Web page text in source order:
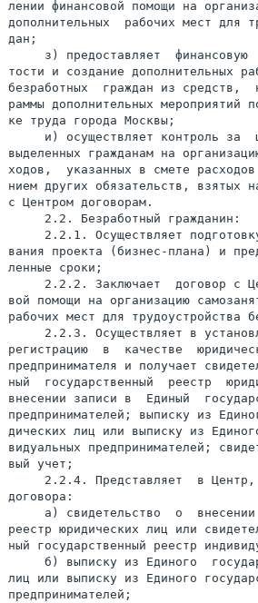
лении финансовой помощи на
дополнительных  рабочих мест для
дан;
з) предоставляет  финансовую
тости и создание дополнительных
безработных  граждан из средств,
раммы дополнительных мероприятий
ке труда города Москвы;
и) осуществляет контроль за
выделенных гражданам на
ходов,  указанных в смете
нием других обязательств, взятых
с Центром договорам.
     2.2. Безработный гражданин:
2.2.1. Осуществляет
вания проекта (бизнес-плана) и
ленные сроки;
2.2.2. Заключает  договор с
вой помощи на организацию
рабочих мест для трудоустройства
2.2.3. Осуществляет в
регистрацию  в  качестве
предпринимателя и получает
ный  государственный  реестр
внесении записи в  Единый
предпринимателей; выписку из
дических лиц или выписку из
видуальных предпринимателей;
вый учет;
2.2.4. Представляет  в
договора:
а) свидетельство  о
реестр юридических лиц или
ный государственный реестр
б) выписку из Единого
лиц или выписку из Единого
предпринимателей;